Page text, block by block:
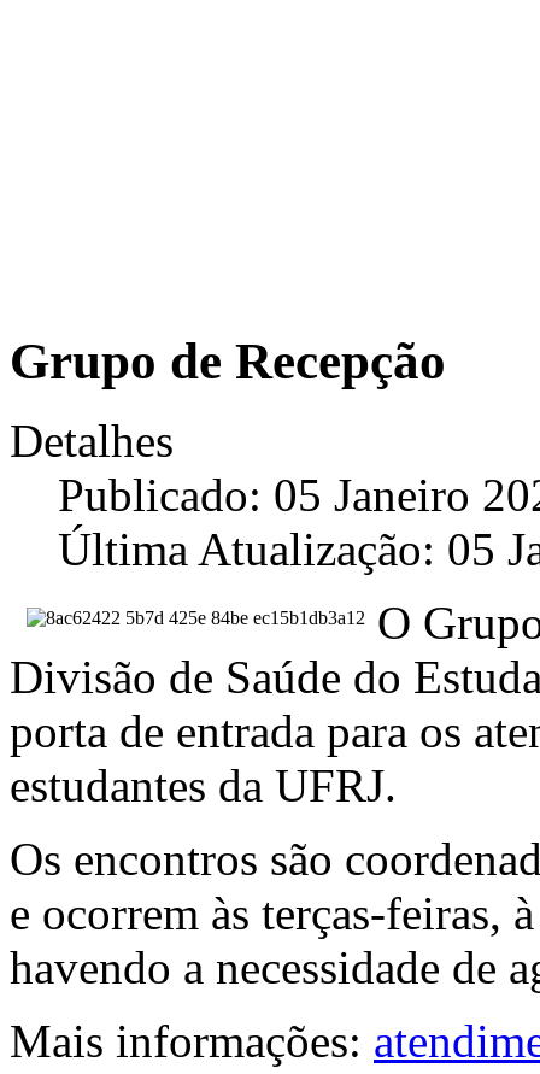
Grupo de Recepção
Detalhes
Publicado: 05 Janeiro
Última Atualização: 05
O
Divisão de Saúde do
porta de entrada para os
estudantes da UFRJ.
Os encontros são
e ocorrem às terças-feiras,
havendo a necessidade de
Mais informações: